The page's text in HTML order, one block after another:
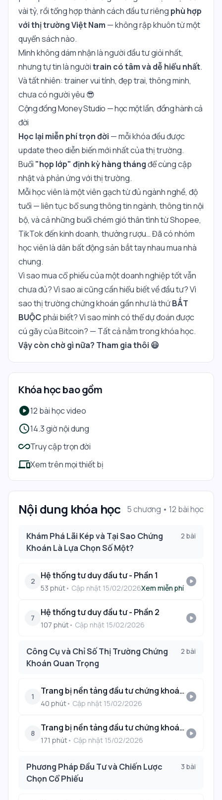
vài tỷ, rồi tổng hợp thành cách đầu tư riêng phù hợp
với thị trường Việt Nam — không rập khuôn từ một
quyển sách nào.
Mình không dám nhận là người đầu tư giỏi nhất,
nhưng tự tin là ngườitrain có tâm và dễ hiểu nhất.
Và tất nhiên: trainer vui tính, đẹp trai, thông minh,
chưa có người yêu 😎
Cộng đồng Money Studio — học một lần, đồng hành cả
đời
Học lại miễn phí trọn đời — mỗi khóa đều được
update theo diễn biến mới nhất của thị trường.
Buổi "họp lớp" định kỳ hàng thángđể cùng cập
nhật và phản ứng với thị trường.
Mỗi học viên là một viên gạch từ đủ ngành nghề, độ
tuổi — liên tục bổ sung thông tin ngành, thông tin nội
bộ, và cả những buổi chém gió thân tình từ Shopee,
TikTok đến kinh doanh, thưởng rượu… Đã có nhóm
học viên là dân bất động sản bắt tay nhau mua nhà
chung.
Vì sao mua cổ phiếu của một doanh nghiệp tốt vẫn
chưa đủ? Vì sao ai cũng cần hiểu biết về đầu tư? Vì
sao thị trường chứng khoán gần như là thứBẮT
BUỘCphải biết? Vì sao mình có thể dự đoán được
cú gãy của Bitcoin? — Tất cả nằm trong khóa học.
Vậy còn chờ gì nữa? Tham gia thôi 😃
Khóa học bao gồm
play_circle12 bài học video
schedule14.3 giờ nội dung
all_inclusiveTruy cập trọn đời
devicesXem trên mọi thiết bị
Nội dung khóa học 5 chương • 12 bài học
Khám Phá Lãi Kép và Tại Sao Chứng
Khoán Là Lựa Chọn Số Một?
2 bài
2
Hệ thống tư duy đầu tư - Phần 1
53 phút• Cập nhật 15/02/2026Xem miễn phí
play_circle
7
Hệ thống tư duy đầu tư - Phần 2
107 phút• Cập nhật 15/02/2026
play_circle
Công Cụ và Chỉ Số Thị Trường Chứng
Khoán Quan Trọng
2 bài
1
Trang bị nền tảng đầu tư chứng khoán - Lesson 3
40 phút• Cập nhật 15/02/2026
play_circle
8
Trang bị nền tảng đầu tư chứng khoán - Lesson 4
171 phút• Cập nhật 15/02/2026
play_circle
Phương Pháp Đầu Tư và Chiến Lược
Chọn Cổ Phiếu
3 bài